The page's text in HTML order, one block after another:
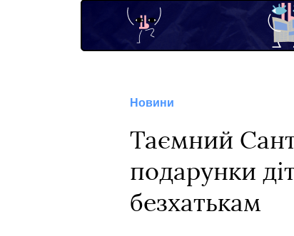
Новини
Таємний
подарунки
безхатькам